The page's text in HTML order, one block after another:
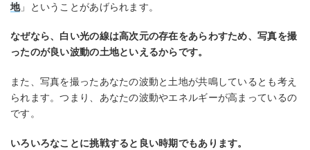
地」ということがあげられます。
なぜなら、白い光の線は高次元の存在をあらわすため、写真を撮
ったのが良い波動の土地といえるからです。
また、写真を撮ったあなたの波動と土地が共鳴しているとも考え
られます。つまり、あなたの波動やエネルギーが高まっているの
です。
いろいろなことに挑戦すると良い時期でもあります。